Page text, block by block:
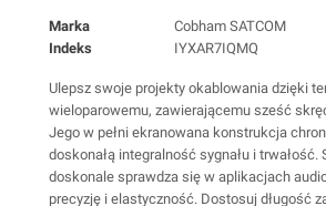
Marka
Cobham SATCOM
Indeks
IYXAR7IQMQ
Ulepsz swoje projekty okablowania dzięki
wieloparowemu, zawierającemu sześć
Jego w pełni ekranowana konstrukcja
doskonałą integralność sygnału i
doskonale sprawdza się w aplikacjach
precyzję i elastyczność. Dostosuj długość